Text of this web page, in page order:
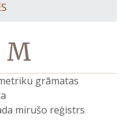
M
grāmatas
mirušo reģistrs